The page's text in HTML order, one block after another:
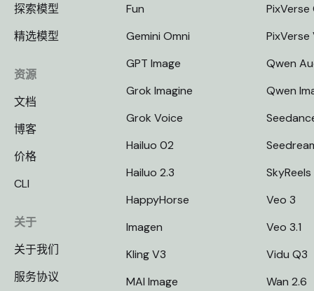
探索模型
精选模型
资源
文档
博客
价格
CLI
关于
关于我们
服务协议
Fun
Gemini Omni
GPT Image
Grok Imagine
Grok Voice
Hailuo 02
Hailuo 2.3
HappyHorse
Imagen
Kling V3
MAI Image
PixVerse
PixVerse
Qwen
Qwen
SkyReels
Veo 3
Veo 3.1
Vidu Q3
Wan 2.6